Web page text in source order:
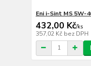
Eni i-Sint MS 5W-
432,00 Kč/ks
357,02 Kč bez DPH